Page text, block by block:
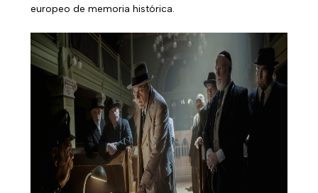
europeo de memoria histórica.